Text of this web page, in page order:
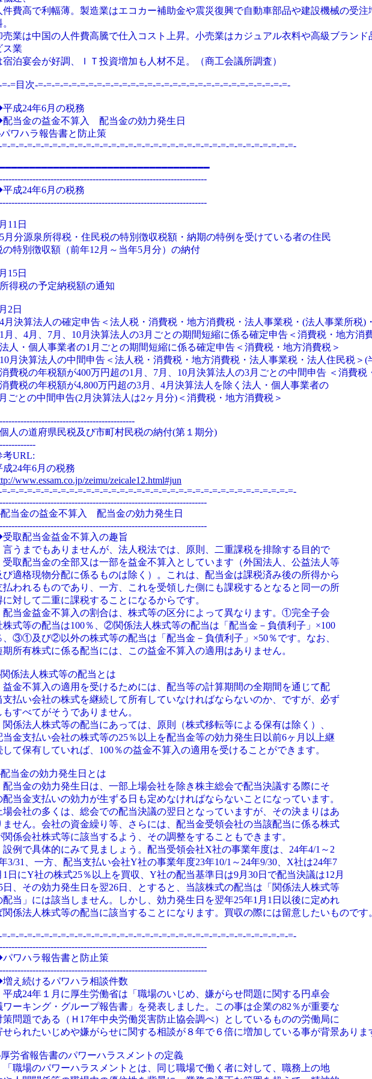
件費高で利幅薄。 製造業はエコカー補助金や震災復興で自動車部品や建設機械の受
売業は中国の人件費高騰で仕入コスト上昇。 小売業はカジュアル衣料や高級ブランド
ス業
宿泊宴会が好調、ＩＴ投資増加も人材不足。（商工会議所調査）
=-=目次-=-=-=-=-=-=-=-=-=-=-=-=-=-=-=-=-=-=-=-=-=-=-=-=-=-=-=-=-=-=-
成24年6月の税務
当金の益金不算入 配当金の効力発生日
ワハラ報告書と防止策
=-=-=-=-=-=-=-=-=-=-=-=-=-=-=-=-=-=-=-=-=-=-=-=-=-=-=-=-=-=-=-=-=-=-=-
成24年6月の税務
11日
月分源泉所得税・住民税の特別徴収税額・納期の特例を受けている者の住民
の特別徴収額（前年12月～当年5月分）の納付
15日
得税の予定納税額の通知
2日
月決算法人の確定申告＜法人税・消費税・地方消費税・法人事業税・(法人事業所税)
月、4月、7月、10月決算法人の3月ごとの期間短縮に係る確定申告＜消費税・地方消
人・個人事業者の1月ごとの期間短縮に係る確定申告＜消費税・地方消費税＞
月決算法人の中間申告＜法人税・消費税・地方消費税・法人事業税・法人住民税＞(
費税の年税額が400万円超の1月、7月、10月決算法人の3月ごとの中間申告 ＜消費税
費税の年税額が4,800万円超の3月、4月決算法人を除く法人・個人事業者の
ごとの中間申告(2月決算法人は2ヶ月分)＜消費税・地方消費税＞
人の道府県民税及び市町村民税の納付(第１期分)
考URL:
成24年6月の税務
www.essam.co.jp/zeimu/zeicale12.html#jun
=-=-=-=-=-=-=-=-=-=-=-=-=-=-=-=-=-=-=-=-=-=-=-=-=-=-=-=-=-=-=-=-=-=-=-
当金の益金不算入 配当金の効力発生日
取配当金益金不算入の趣旨
うまでもありませんが、法人税法では、原則、二重課税を排除する目的で
受取配当金の全部又は一部を益金不算入としています（外国法人、公益法人等
び適格現物分配に係るものは除く）。これは、配当金は課税済み後の所得から
払われるものであり、一方、これを受領した側にも課税するとなると同一の所
に対して二重に課税することになるからです。
当金益金不算入の割合は、株式等の区分によって異なります。①完全子会
株式等の配当は100％、②関係法人株式等の配当は「配当金－負債利子」×100
、③①及び②以外の株式等の配当は「配当金－負債利子」×50％です。なお、
期所有株式に係る配当には、この益金不算入の適用はありません。
係法人株式等の配当とは
金不算入の適用を受けるためには、配当等の計算期間の全期間を通じて配
支払い会社の株式を継続して所有していなければならないのか、ですが、必ず
もすべてがそうでありません。
係法人株式等の配当にあっては、原則（株式移転等による保有は除く）、
当金支払い会社の株式等の25％以上を配当金等の効力発生日以前6ヶ月以上継
して保有していれば、100％の益金不算入の適用を受けることができます。
当金の効力発生日とは
当金の効力発生日は、一部上場会社を除き株主総会で配当決議する際にそ
配当金支払いの効力が生ずる日も定めなければならないことになっています。
場会社の多くは、総会での配当決議の翌日となっていますが、その決まりはあ
ません。会社の資金繰り等、さらには、配当金受領会社の当該配当に係る株式
関係会社株式等に該当するよう、その調整をすることもできます。
例で具体的にみて見ましょう。配当受領会社X社の事業年度は、24年4/1～2
3/31、一方、配当支払い会社Y社の事業年度23年10/1～24年9/30、X社は24年7
1日にY社の株式25％以上を買収、Y社の配当基準日は9月30日で配当決議は12月
日、その効力発生日を翌26日、とすると、当該株式の配当は「関係法人株式等
配当」には該当しません。しかし、効力発生日を翌年25年1月1日以後に定めれ
関係法人株式等の配当に該当することになります。買収の際には留意したいものです
=-=-=-=-=-=-=-=-=-=-=-=-=-=-=-=-=-=-=-=-=-=-=-=-=-=-=-=-=-=-=-=-=-=-=-
ワハラ報告書と防止策
え続けるパワハラ相談件数
成24年１月に厚生労働省は「職場のいじめ、嫌がらせ問題に関する円卓会
ワーキング・グループ報告書」を発表しました。この事は企業の82％が重要な
策問題である（Ｈ17年中央労働災害防止協会調べ）としているものの労働局に
せられたいじめや嫌がらせに関する相談が８年で６倍に増加している事が背景ありま
労省報告書のパワーハラスメントの定義
職場のパワーハラスメントとは、同じ職場で働く者に対して、職務上の地